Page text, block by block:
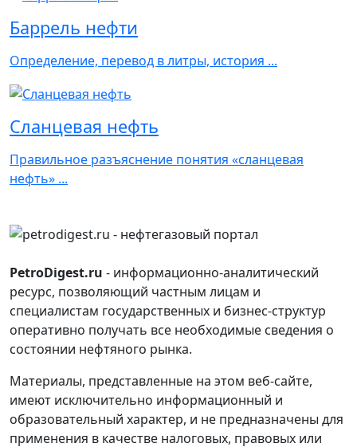
Баррель нефти
Определение, перевод в литры, история ...
Сланцевая нефть
Правильное разъяснение понятия «сланцевая
нефть» ...
PetroDigest.ru - информационно-аналитический
ресурс, позволяющий частным лицам и
специалистам государственных и бизнес-структур
оперативно получать все необходимые сведения о
состоянии нефтяного рынка.
Материалы, представленные на этом веб-сайте,
имеют исключительно информационный и
образовательный характер, и не предназначены для
применения в качестве налоговых, правовых или